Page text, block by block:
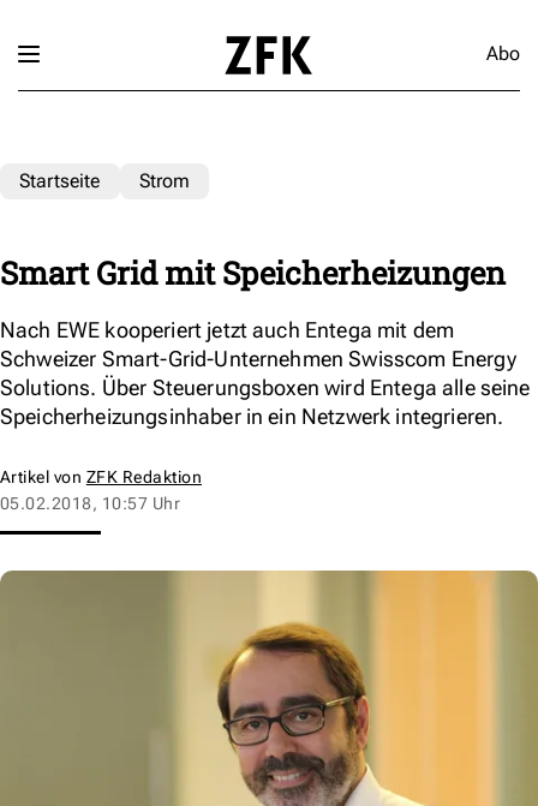
Abo
Startseite Strom
Smart Grid mit Speicherheizungen
Nach EWE kooperiert jetzt auch Entega mit dem
Schweizer Smart-Grid-Unternehmen Swisscom Energy
Solutions. Über Steuerungsboxen wird Entega alle seine
Speicherheizungsinhaber in ein Netzwerk integrieren.
Artikel von ZFK Redaktion
05.02.2018, 10:57 Uhr